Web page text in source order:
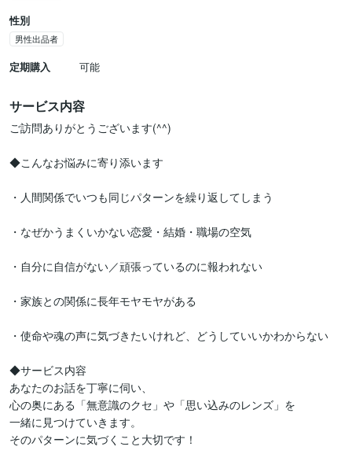
性別
男性出品者
定期購入 可能
サービス内容
ご訪問ありがとうございます(^^)
◆こんなお悩みに寄り添います
・人間関係でいつも同じパターンを繰り返してしまう
・なぜかうまくいかない恋愛・結婚・職場の空気
・自分に自信がない／頑張っているのに報われない
・家族との関係に長年モヤモヤがある
・使命や魂の声に気づきたいけれど、どうしていいかわからない
◆サービス内容
あなたのお話を丁寧に伺い、
心の奥にある「無意識のクセ」や「思い込みのレンズ」を
一緒に見つけていきます。
そのパターンに気づくこと大切です！